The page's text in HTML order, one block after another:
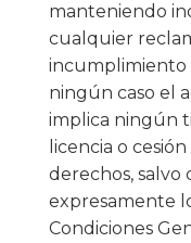
manteniendo
cualquier
incumplimiento
ningún caso el
implica ningún
licencia o
derechos, salvo
expresamente
Condiciones